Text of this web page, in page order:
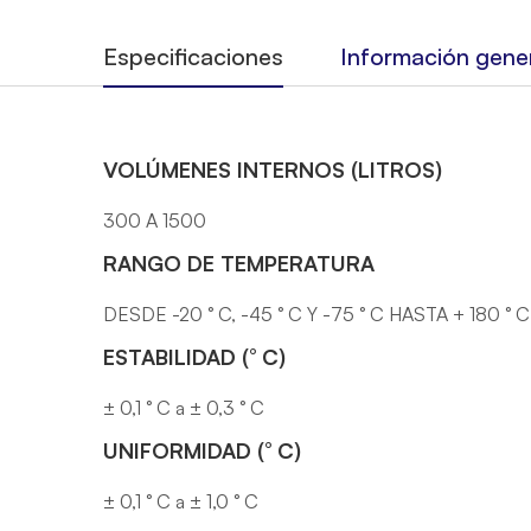
Especificaciones Información
VOLÚMENES INTERNOS (LITROS)
300 A 1500
RANGO DE TEMPERATURA
DESDE -20 ° C, -45 ° C Y -75 ° C HASTA + 180 ° C
ESTABILIDAD (° C)
± 0,1 ° C a ± 0,3 ° C
UNIFORMIDAD (° C)
± 0,1 ° C a ± 1,0 ° C